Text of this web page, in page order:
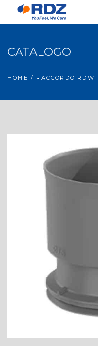
CATALOGO
HOME / RACCORDO RDW